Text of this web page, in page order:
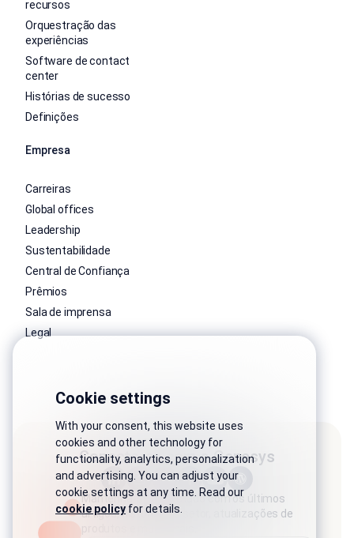
recursos
Orquestração das
experiências
Software de contact
center
Histórias de sucesso
Definições
Empresa
Carreiras
Global offices
Leadership
Sustentabilidade
Central de Confiança
Prêmios
Sala de imprensa
Legal
Conecte-se com a Genesys
Mantenha-se conectado com os últimos
artigos, histórias do setor, atualizações de
Cookie settings
With your consent, this website uses
cookies and other technology for
functionality, analytics, personalization
and advertising. You can adjust your
cookie settings at any time. Read our
cookie policy for details.